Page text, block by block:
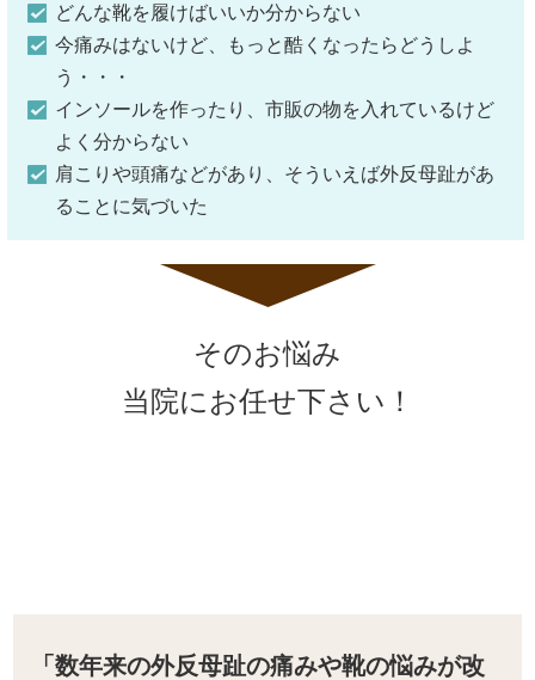
どんな靴を履けばいいか分からない
今痛みはないけど、もっと酷くなったらどうしよ
う・・・
インソールを作ったり、市販の物を入れているけど
よく分からない
肩こりや頭痛などがあり、そういえば外反母趾があ
ることに気づいた
そのお悩み
当院にお任せ下さい！
「数年来の外反母趾の痛みや靴の悩みが改